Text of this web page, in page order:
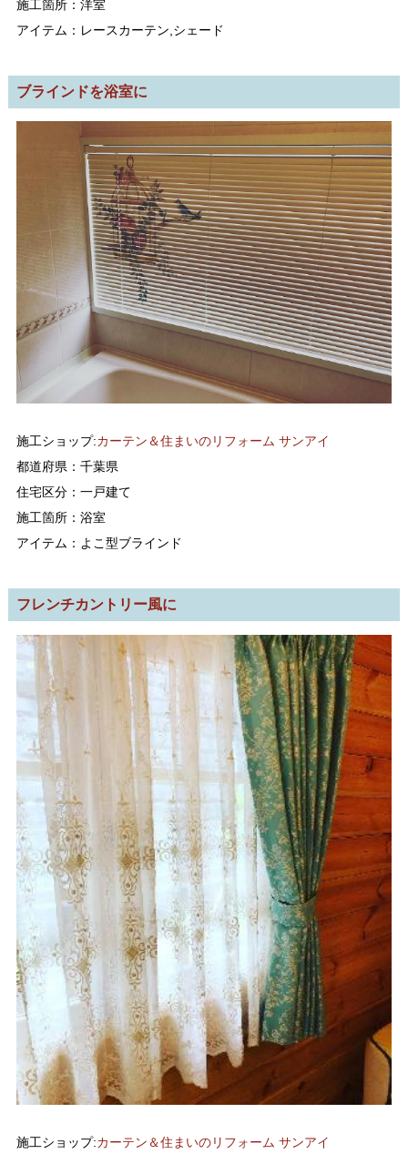
施工箇所：洋室
アイテム：レースカーテン,シェード
ブラインドを浴室に
施工ショップ:カーテン＆住まいのリフォーム サンアイ
都道府県：千葉県
住宅区分：一戸建て
施工箇所：浴室
アイテム：よこ型ブラインド
フレンチカントリー風に
施工ショップ:カーテン＆住まいのリフォーム サンアイ